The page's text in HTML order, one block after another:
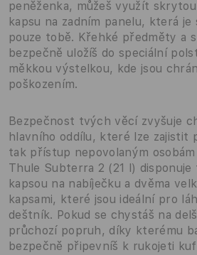
peněženka, můžeš využít
kapsu na zadním panelu, která je
pouze tobě. Křehké předměty a
bezpečně uložíš do speciální
měkkou výstelkou, kde jsou
poškozením.
Bezpečnost tvých věcí zvyšuje
hlavního oddílu, které lze zajistit
tak přístup nepovolaným
Thule Subterra 2 (21 l) disponuje
kapsou na nabíječku a dvěma
kapsami, které jsou ideální pro
deštník. Pokud se chystáš na
průchozí popruh, díky kterému
bezpečně připevníš k rukojeti